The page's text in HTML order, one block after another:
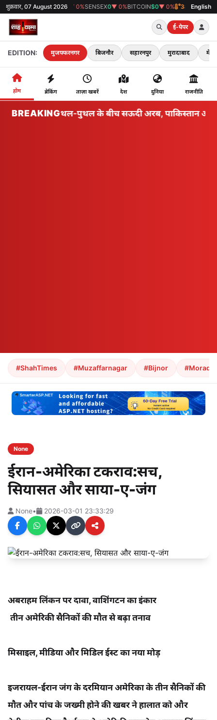
शुक्रवार, 07 August 2026
GOLD₹0▼ 0%SENSEX0▼ 0%BITCOIN$0▼ 0% 38°C मुजफ्फरनगरEnglish
ई-पेपर
EDITION: मुजफ्फरनगर बिजनौर सहारनपुर मुरादाबाद मेरठ
होम ब्रेकिंग ताज़ा खबरें देश दुनिया राजनीति
BREAKING
क्षेत्रीय उथल-पुथल के बीच सऊदी अरब, पाकिस्तान और
#ShahTimes #Muzaffarnagar #Bijnor
None
ईरान-अमेरिका टकराव:सच,
सियासत और साया-ए-जंग
None• 2026-03-01 23:33:29
अबराहम लिंकन पर दावा, वाशिंगटन का इंकार
तीन अमेरिकी सैनिकों की मौत से बढ़ा तनाव
मिसाइल, मीडिया और मिडिल ईस्ट का नया मोड़
इजरायल-ईरान जंग के दरमियान अमेरिका के तीन सैनिकों की
मौत और पांच के जख्मी होने की खबर ने हालात को और